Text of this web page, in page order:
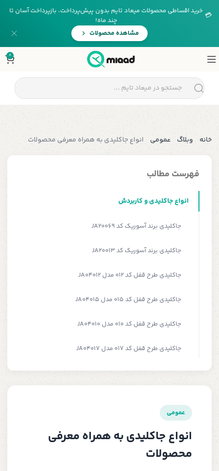
💳 خرید اقساطی محصولات میعاد تایم بدون پیش‌پرداخت، بازپرداخت آسان تا
چند ماه!
مشاهده محصولات
0
خانه وبلاگ عمومی انواع جاکلیدی به همراه معرفی محصولات
فهرست مطالب
انواع جاکلیدی و کاربردش
جاکلیدی برند آسوریک کد JA20069
جاکلیدی برند آسوریک کد JA20013
جاکلیدی طرح قفل کد 012 مدل JA04012
جاکلیدی طرح قفل کد 015 مدل JA04015
جاکلیدی طرح قفل کد 010 مدل JA04010
جاکلیدی طرح قفل کد 017 مدل JA04017
عمومی
انواع جاکلیدی به همراه معرفی
محصولات